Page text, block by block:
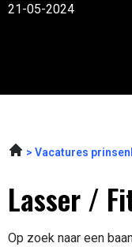
21-05-2024
Vacatures
Lasser /
Op zoek naar een